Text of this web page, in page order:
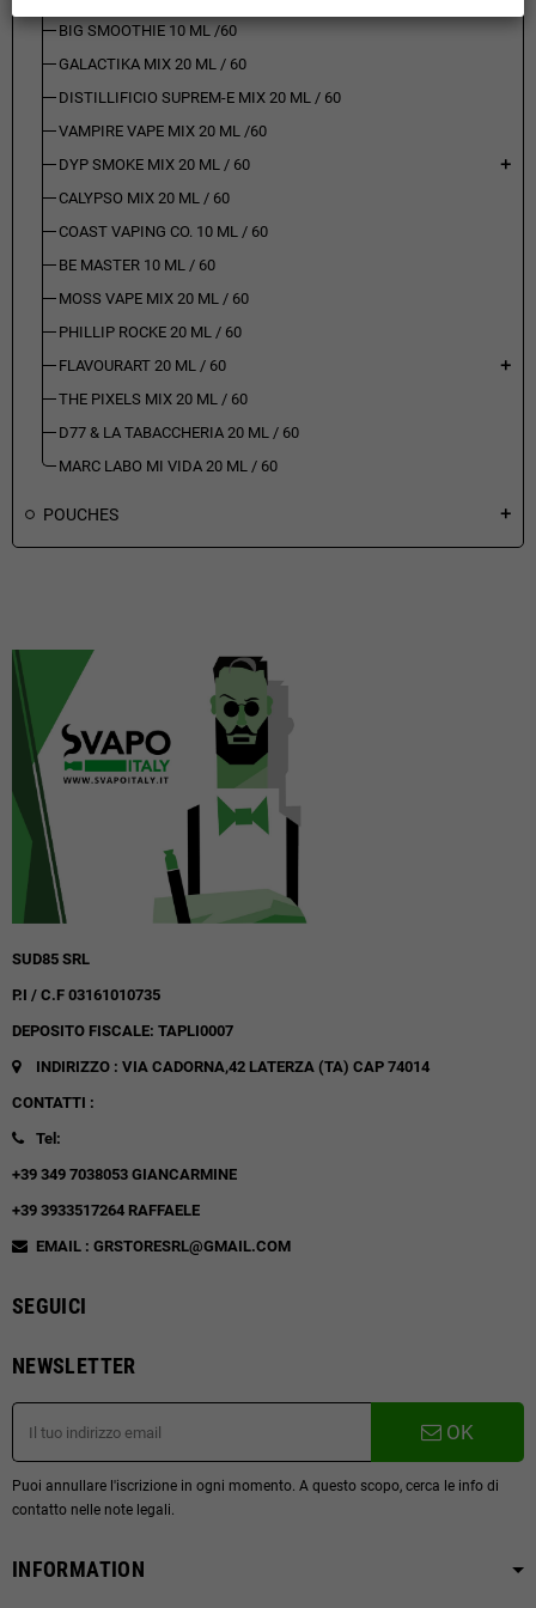
BIG SMOOTHIE 10 ML /60
GALACTIKA MIX 20 ML / 60
DISTILLIFICIO SUPREM-E MIX 20 ML / 60
VAMPIRE VAPE MIX 20 ML /60
DYP SMOKE MIX 20 ML / 60
add
CALYPSO MIX 20 ML / 60
COAST VAPING CO. 10 ML / 60
BE MASTER 10 ML / 60
MOSS VAPE MIX 20 ML / 60
PHILLIP ROCKE 20 ML / 60
FLAVOURART 20 ML / 60
add
THE PIXELS MIX 20 ML / 60
D77 & LA TABACCHERIA 20 ML / 60
MARC LABO MI VIDA 20 ML / 60
POUCHES add
SUD85 SRL
P.I / C.F 03161010735
DEPOSITO FISCALE: TAPLI0007
INDIRIZZO : VIA CADORNA,42 LATERZA (TA) CAP 74014
CONTATTI :
Tel:
+39 349 7038053 GIANCARMINE
+39 3933517264 RAFFAELE
EMAIL : GRSTORESRL@GMAIL.COM
SEGUICI
NEWSLETTER
OK
Puoi annullare l'iscrizione in ogni momento. A questo scopo, cerca le info di
contatto nelle note legali.
INFORMATION